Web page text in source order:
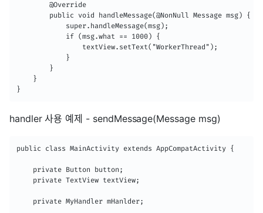
        @Override
        public void handleMessage(@NonNull Message msg) {
            super.handleMessage(msg);
            if (msg.what == 1000) {
                textView.setText("WorkerThread");
            }
        }
    }
}
handler 사용 예제 - sendMessage(Message msg)
public class MainActivity extends AppCompatActivity {
    private Button button;
    private TextView textView;
    private MyHandler mHanlder;